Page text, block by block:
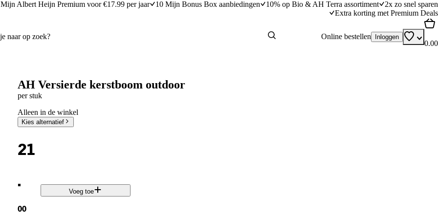
Mijn Albert Heijn Premium voor €17.99 per jaar 10 Mijn Bonus Box aanbiedingen 10% op Bio & AH Terra assortiment
2x zo snel sparen
Extra korting met Premium Deals
Online bestellen Inloggen
0.00
AH Versierde kerstboom outdoor
per stuk
Alleen in de winkel
Kies alternatief
21
.
00
Voeg toe